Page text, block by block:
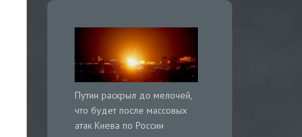
Путин раскрыл до мелочей,
что будет после массовых
атак Киева по России